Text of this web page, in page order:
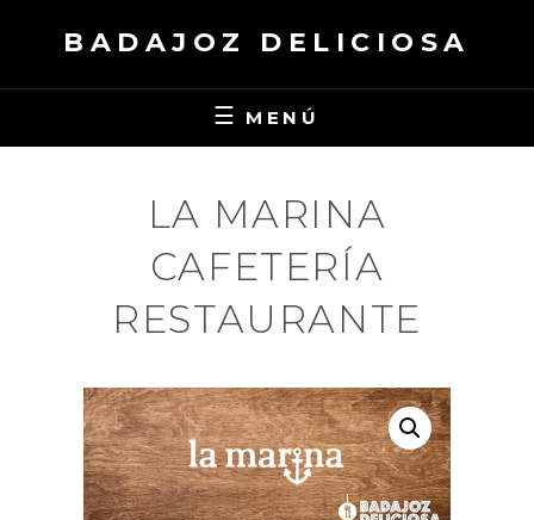
BADAJOZ DELICIOSA
MENÚ
LA MARINA
CAFETERÍA
RESTAURANTE